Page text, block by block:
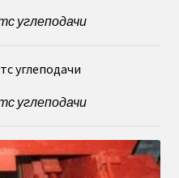
углеподачи
углеподачи